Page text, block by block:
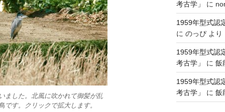
ました。北風に吹かれて御髪が乱
です。クリックで拡大します。
考古学」
に
1959年型式認
に のっぴより
1959年型式認
考古学」
に 飯
1959年型式認
考古学」
に 飯